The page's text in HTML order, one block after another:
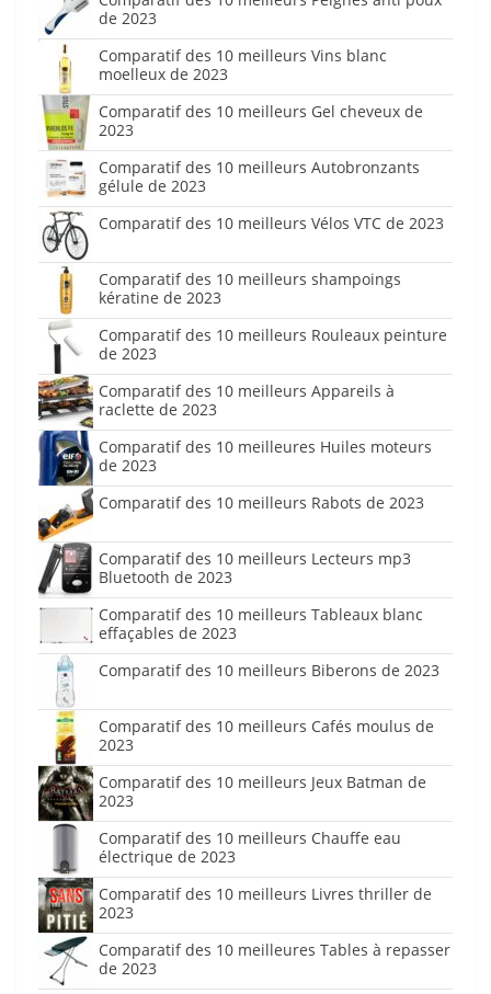
de 2023
Comparatif des 10 meilleurs Vins blanc
moelleux de 2023
Comparatif des 10 meilleurs Gel cheveux de
2023
Comparatif des 10 meilleurs Autobronzants
gélule de 2023
Comparatif des 10 meilleurs Vélos VTC de 2023
Comparatif des 10 meilleurs shampoings
kératine de 2023
Comparatif des 10 meilleurs Rouleaux peinture
de 2023
Comparatif des 10 meilleurs Appareils à
raclette de 2023
Comparatif des 10 meilleures Huiles moteurs
de 2023
Comparatif des 10 meilleurs Rabots de 2023
Comparatif des 10 meilleurs Lecteurs mp3
Bluetooth de 2023
Comparatif des 10 meilleurs Tableaux blanc
effaçables de 2023
Comparatif des 10 meilleurs Biberons de 2023
Comparatif des 10 meilleurs Cafés moulus de
2023
Comparatif des 10 meilleurs Jeux Batman de
2023
Comparatif des 10 meilleurs Chauffe eau
électrique de 2023
Comparatif des 10 meilleurs Livres thriller de
2023
Comparatif des 10 meilleures Tables à repasser
de 2023